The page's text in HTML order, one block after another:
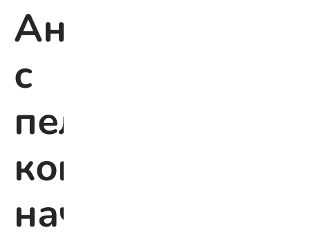
Английский
с
пелёнок:
когда
начинать